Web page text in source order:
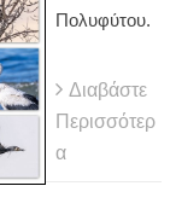
Πολυφύτου.
Διαβάστε
Περισσότερ
α